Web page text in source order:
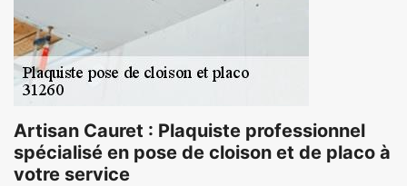
Artisan Cauret : Plaquiste professionnel
spécialisé en pose de cloison et de placo à
votre service